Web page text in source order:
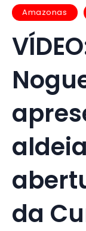
Amazonas
da